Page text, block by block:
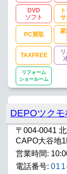
DVD
ソフト
サ
PC買取
家
TAXFREE
リフォーム
ショールーム
DEPOツク
〒004-0041
CAPO大谷地
営業時間:
電話番号: